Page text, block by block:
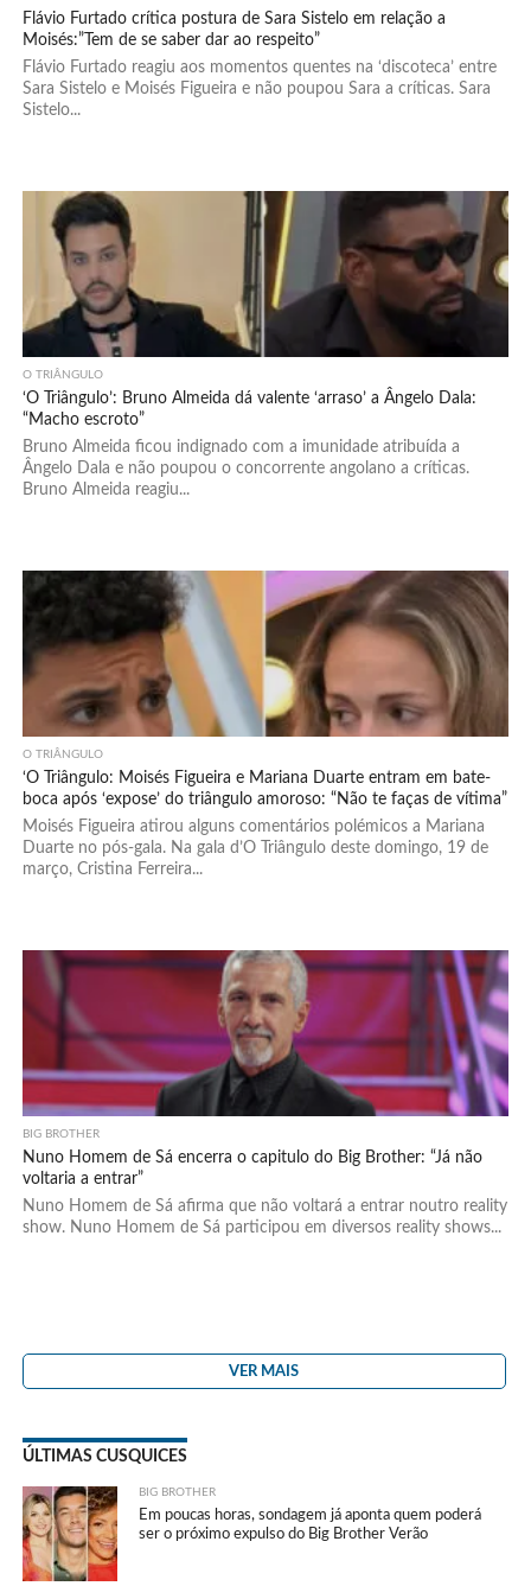
Flávio Furtado crítica postura de Sara Sistelo em relação a
Moisés:”Tem de se saber dar ao respeito”
Flávio Furtado reagiu aos momentos quentes na ‘discoteca’ entre
Sara Sistelo e Moisés Figueira e não poupou Sara a críticas. Sara
Sistelo...
O TRIÂNGULO
‘O Triângulo’: Bruno Almeida dá valente ‘arraso’ a Ângelo Dala:
“Macho escroto”
Bruno Almeida ficou indignado com a imunidade atribuída a
Ângelo Dala e não poupou o concorrente angolano a críticas.
Bruno Almeida reagiu...
O TRIÂNGULO
‘O Triângulo: Moisés Figueira e Mariana Duarte entram em bate-
boca após ‘expose’ do triângulo amoroso: “Não te faças de vítima”
Moisés Figueira atirou alguns comentários polémicos a Mariana
Duarte no pós-gala. Na gala d’O Triângulo deste domingo, 19 de
março, Cristina Ferreira...
BIG BROTHER
Nuno Homem de Sá encerra o capitulo do Big Brother: “Já não
voltaria a entrar”
Nuno Homem de Sá afirma que não voltará a entrar noutro reality
show. Nuno Homem de Sá participou em diversos reality shows...
VER MAIS
ÚLTIMAS CUSQUICES
BIG BROTHER
Em poucas horas, sondagem já aponta quem poderá
ser o próximo expulso do Big Brother Verão